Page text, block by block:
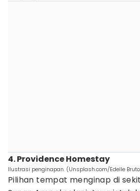
4. Providence Homestay
Ilustrasi penginapan. (Unsplash.com/Edelle
Pilihan tempat menginap di